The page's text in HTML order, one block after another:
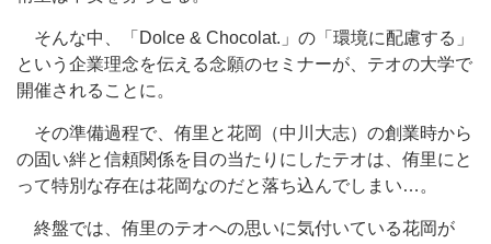
そんな中、「Dolce & Chocolat.」の「環境に配慮する」
という企業理念を伝える念願のセミナーが、テオの大学で
開催されることに。
その準備過程で、侑里と花岡（中川大志）の創業時から
の固い絆と信頼関係を目の当たりにしたテオは、侑里にと
って特別な存在は花岡なのだと落ち込んでしまい…。
終盤では、侑里のテオへの思いに気付いている花岡が